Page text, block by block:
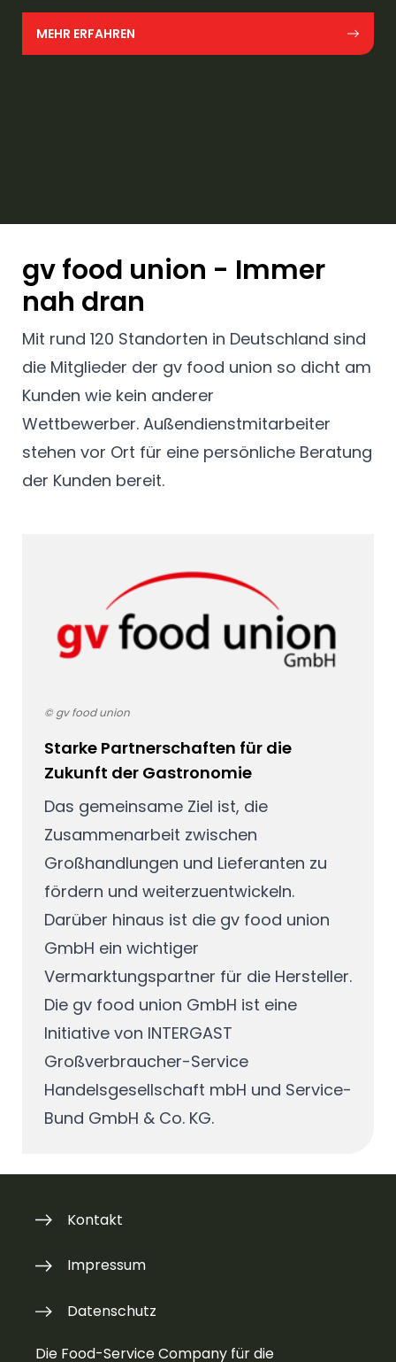
MEHR ERFAHREN
gv food union - Immer
nah dran
Mit rund 120 Standorten in Deutschland sind
die Mitglieder der gv food union so dicht am
Kunden wie kein anderer
Wettbewerber. Außendienstmitarbeiter
stehen vor Ort für eine persönliche Beratung
der Kunden bereit.
Starke Partnerschaften für die
Zukunft der Gastronomie
Das gemeinsame Ziel ist, die
Zusammenarbeit zwischen
Großhandlungen und Lieferanten zu
fördern und weiterzuentwickeln.
Darüber hinaus ist die gv food union
GmbH ein wichtiger
Vermarktungspartner für die Hersteller.
Die gv food union GmbH ist eine
Initiative von INTERGAST
Großverbraucher-Service
Handelsgesellschaft mbH und Service-
Bund GmbH & Co. KG.
© gv food union
Die Food-Service Company für die
Kontakt
Impressum
Datenschutz